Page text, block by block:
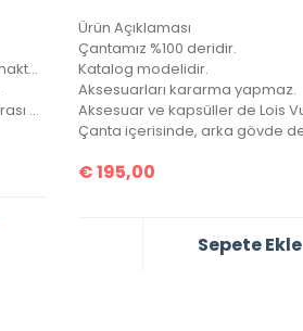
Bu fiyata suni deri emsalleri satılmaktadır.
Bir bozuk para cebi ve seri numarası mevcuttur.
Ürün Açıklaması
Çantamız %100 deridir.
Katalog modelidir.
Aksesuarları kararma yapmaz.
€195,00
Sepete Ekle